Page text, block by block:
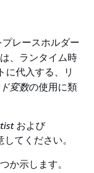
プレースホルダー
、ランタイム時
に代入する、リ
変数の使用に類
および
てください。
か示します。